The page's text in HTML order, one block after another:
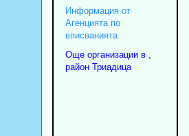
Информация от
Агенцията по
вписванията
Още организации в ,
район Триадица